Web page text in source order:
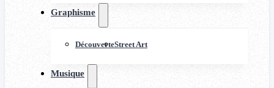
Graphisme
DécouverteStreet Art
Musique